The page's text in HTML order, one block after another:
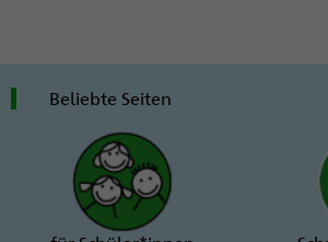
Beliebte Seiten